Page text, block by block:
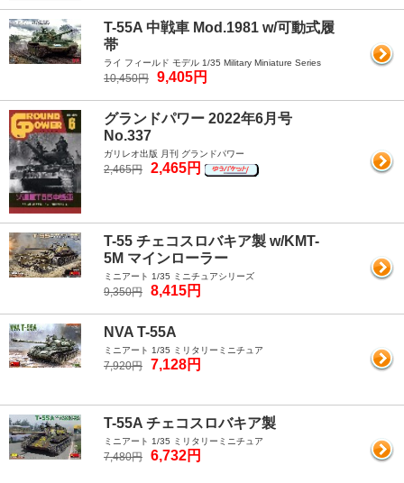
T-55A 中戦車 Mod.1981 w/可動式履
帯
ライ フィールド モデル 1/35 Military Miniature Series
10,450円 9,405円
グランドパワー 2022年6月号
No.337
ガリレオ出版 月刊 グランドパワー
2,465円 2,465円
T-55 チェコスロバキア製 w/KMT-
5M マインローラー
ミニアート 1/35 ミニチュアシリーズ
9,350円 8,415円
NVA T-55A
ミニアート 1/35 ミリタリーミニチュア
7,920円 7,128円
T-55A チェコスロバキア製
ミニアート 1/35 ミリタリーミニチュア
7,480円 6,732円